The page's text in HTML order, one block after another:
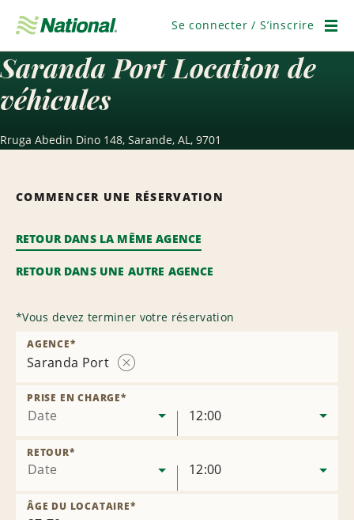
navigation
Se connecter / S’inscrire
Saranda Port Location de
véhicules
Rruga Abedin Dino 148, Sarande, AL, 9701
COMMENCER UNE RÉSERVATION
RETOUR DANS LA MÊME AGENCE
RETOUR DANS UNE AUTRE AGENCE
*Vous devez terminer votre réservation
Saranda Port
l’agence
AGENCE*
Date
PRISE EN CHARGE*
12:00
Date
RETOUR*
12:00
ÂGE DU LOCATAIRE*